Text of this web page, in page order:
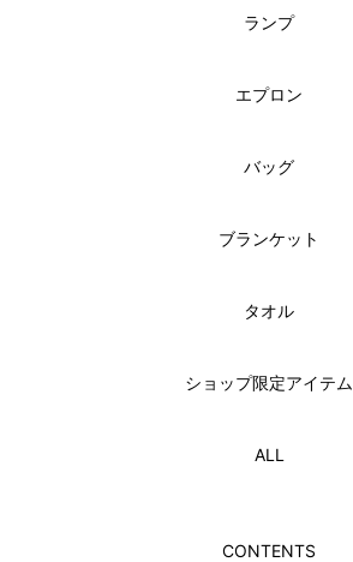
ランプ
エプロン
バッグ
ブランケット
タオル
ショップ限定アイテム
ALL
CONTENTS